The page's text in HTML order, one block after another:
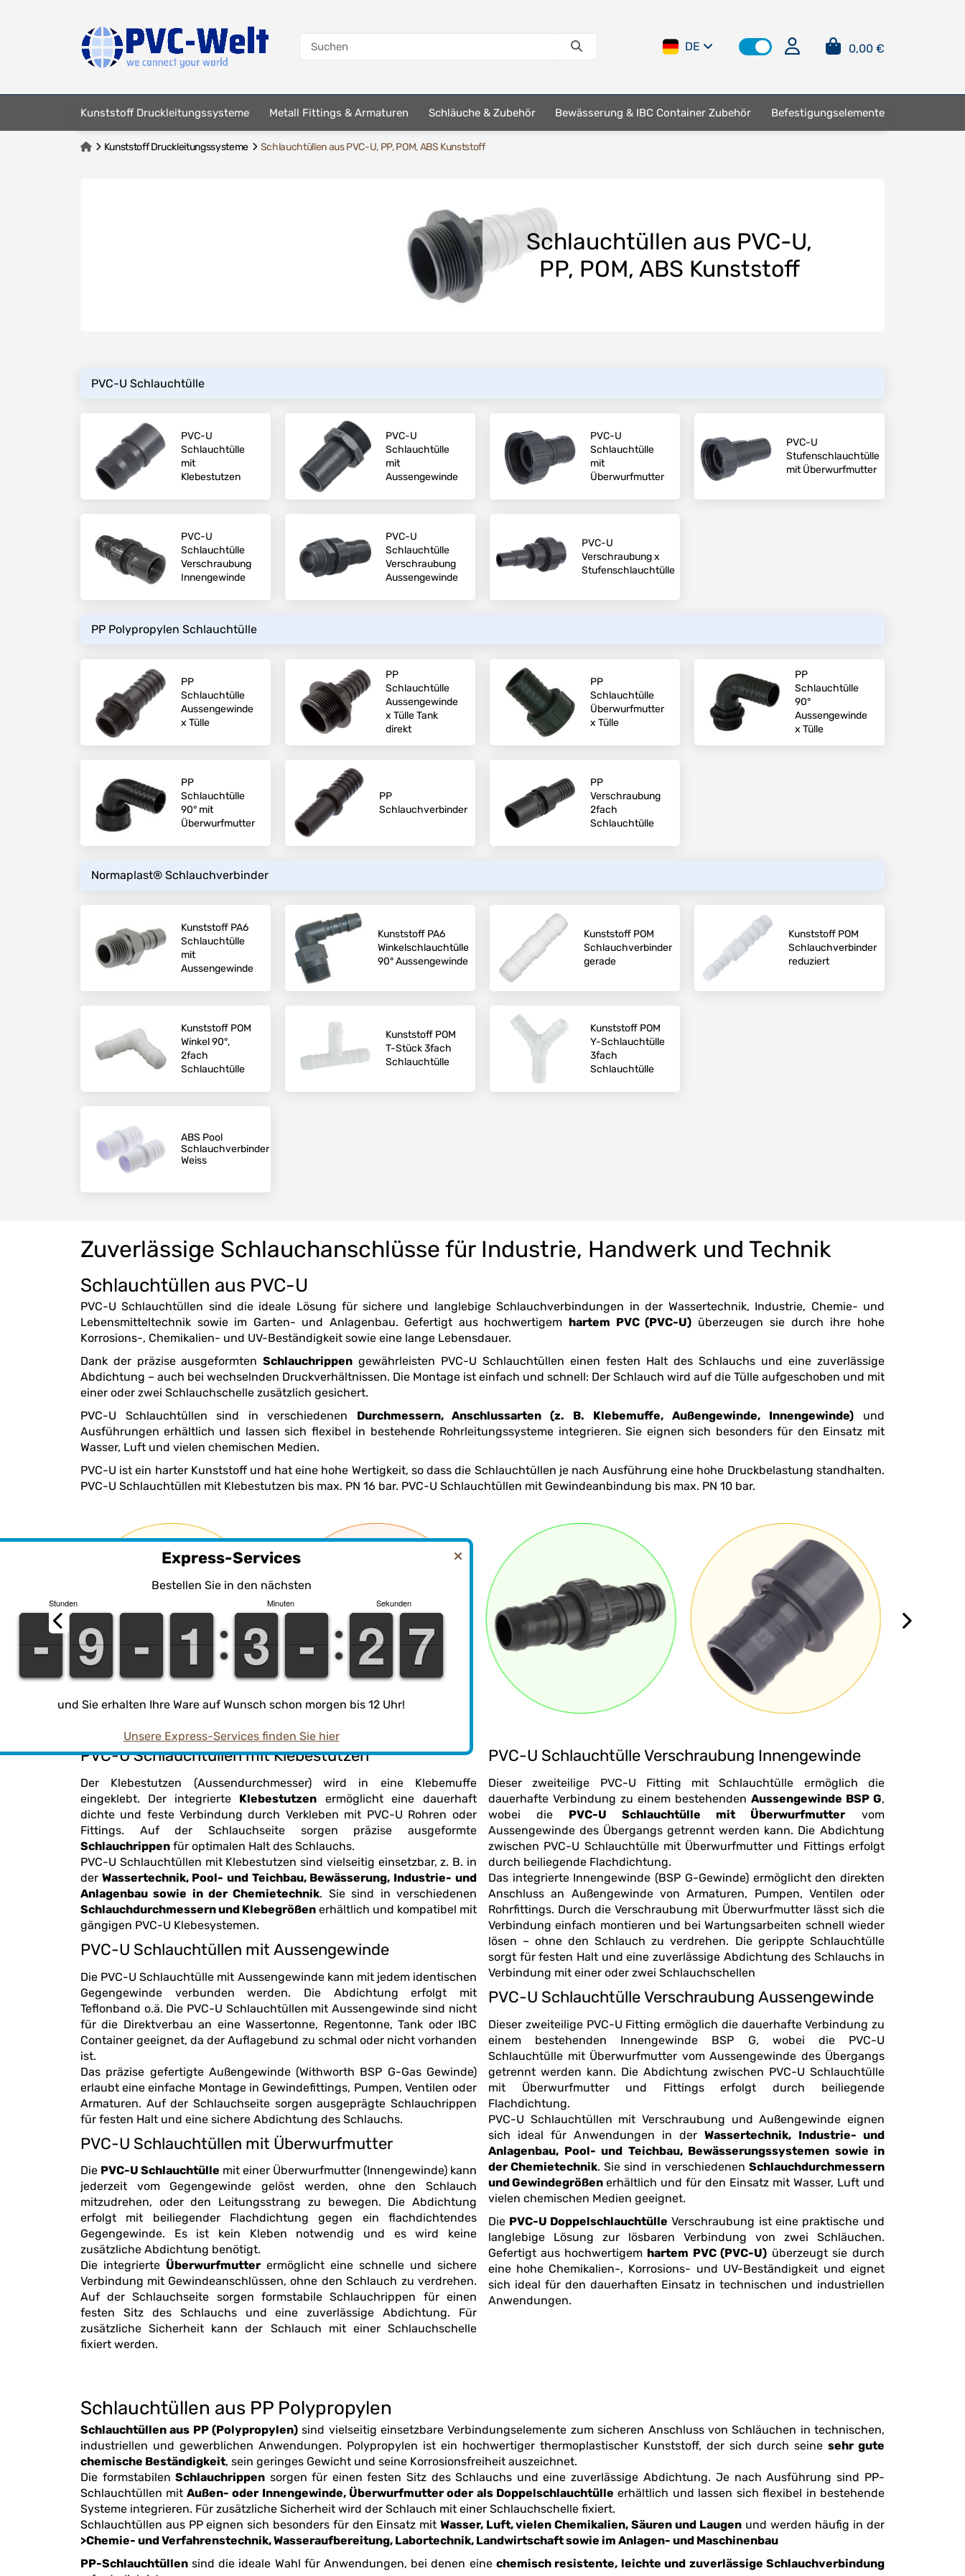
DE 0,00 €
Kunststoff Druckleitungssysteme Metall Fittings & Armaturen Schläuche & Zubehör Bewässerung & IBC Container Zubehör Befestigungselemente
Kunststoff Druckleitungssysteme Schlauchtüllen aus PVC-U, PP, POM, ABS Kunststoff
Schlauchtüllen aus PVC-U,
PP, POM, ABS Kunststoff
PVC-U Schlauchtülle
PVC-U
Schlauchtülle
mit
Klebestutzen
PVC-U
Schlauchtülle
mit
Aussengewinde
PVC-U
Schlauchtülle
mit
Überwurfmutter
PVC-U
Stufenschlauchtülle
mit Überwurfmutter
PVC-U
Schlauchtülle
Verschraubung
Innengewinde
PVC-U
Schlauchtülle
Verschraubung
Aussengewinde
PVC-U
Verschraubung x
Stufenschlauchtülle
PP Polypropylen Schlauchtülle
PP
Schlauchtülle
Aussengewinde
x Tülle
PP
Schlauchtülle
Aussengewinde
x Tülle Tank
direkt
PP
Schlauchtülle
Überwurfmutter
x Tülle
PP
Schlauchtülle
90°
Aussengewinde
x Tülle
PP
Schlauchtülle
90° mit
Überwurfmutter
PP
Schlauchverbinder
PP
Verschraubung
2fach
Schlauchtülle
Normaplast® Schlauchverbinder
Kunststoff PA6
Schlauchtülle
mit
Aussengewinde
Kunststoff PA6
Winkelschlauchtülle
90° Aussengewinde
Kunststoff POM
Schlauchverbinder
gerade
Kunststoff POM
Schlauchverbinder
reduziert
Kunststoff POM
Winkel 90°,
2fach
Schlauchtülle
Kunststoff POM
T-Stück 3fach
Schlauchtülle
Kunststoff POM
Y-Schlauchtülle
3fach
Schlauchtülle
ABS Pool
Schlauchverbinder
Weiss
Zuverlässige Schlauchanschlüsse für Industrie, Handwerk und Technik
Schlauchtüllen aus PVC-U
PVC-U Schlauchtüllen sind die ideale Lösung für sichere und langlebige Schlauchverbindungen in der Wassertechnik, Industrie, Chemie- und
Lebensmitteltechnik sowie im Garten- und Anlagenbau. Gefertigt aus hochwertigem hartem PVC (PVC-U) überzeugen sie durch ihre hohe
Korrosions-, Chemikalien- und UV-Beständigkeit sowie eine lange Lebensdauer.
Dank der präzise ausgeformten Schlauchrippen
Abdichtung – auch bei wechselnden Druckverhältnissen. Die Montage ist einfach und schnell: Der Schlauch wird auf die Tülle aufgeschoben und mit
einer oder zwei Schlauchschelle zusätzlich gesichert.
PVC-U Schlauchtüllen sind in verschiedenen
Durchmessern, Anschlussarten (z. B. Klebemuffe, Außengewinde, Innengewinde) und
Ausführungen erhältlich und lassen sich flexibel in bestehende Rohrleitungssysteme integrieren. Sie eignen sich besonders für den Einsatz mit
Wasser, Luft und vielen chemischen Medien.
PVC-U ist ein harter Kunststoff und hat eine hohe Wertigkeit, so dass die Schlauchtüllen je nach Ausführung eine hohe Druckbelastung standhalten.
PVC-U Schlauchtüllen mit Klebestutzen bis max. PN 16 bar. PVC-U Schlauchtüllen mit Gewindeanbindung bis max. PN 10 bar.
PVC-U Schlauchtüllen mit Klebestutzen
Der Klebestutzen (Aussendurchmesser) wird in eine Klebemuffe
eingeklebt. Der integrierte Klebestutzen ermöglicht eine dauerhaft
dichte und feste Verbindung durch Verkleben mit PVC-U Rohren oder
Fittings. Auf der Schlauchseite sorgen präzise ausgeformte
Schlauchrippen für optimalen Halt des Schlauchs.
PVC-U Schlauchtüllen mit Klebestutzen sind vielseitig einsetzbar, z. B. in
der Wassertechnik, Pool- und Teichbau, Bewässerung, Industrie- und
Anlagenbau sowie in der Chemietechnik
. Sie sind in verschiedenen
Schlauchdurchmessern und Klebegrößen erhältlich und kompatibel mit
gängigen PVC-U Klebesystemen.
PVC-U Schlauchtüllen mit Aussengewinde
Die PVC-U Schlauchtülle mit Aussengewinde kann mit jedem identischen
Gegengewinde verbunden werden. Die Abdichtung erfolgt mit
Teflonband o.ä. Die PVC-U Schlauchtüllen mit Aussengewinde sind nicht
für die Direktverbau an eine Wassertonne, Regentonne, Tank oder IBC
Container geeignet, da der Auflagebund zu schmal oder nicht vorhanden
ist.
Das präzise gefertigte Außengewinde (Withworth BSP G-Gas Gewinde)
erlaubt eine einfache Montage in Gewindefittings, Pumpen, Ventilen oder
Armaturen. Auf der Schlauchseite sorgen ausgeprägte Schlauchrippen
für festen Halt und eine sichere Abdichtung des Schlauchs.
PVC-U Schlauchtüllen mit Überwurfmutter
Die PVC-U Schlauchtülle mit einer Überwurfmutter (Innengewinde) kann
jederzeit vom Gegengewinde gelöst werden, ohne den Schlauch
mitzudrehen, oder den Leitungsstrang zu bewegen. Die Abdichtung
erfolgt mit beiliegender Flachdichtung gegen ein flachdichtendes
Gegengewinde. Es ist kein Kleben notwendig und es wird keine
zusätzliche Abdichtung benötigt.
Die integrierte Überwurfmutter ermöglicht eine schnelle und sichere
Verbindung mit Gewindeanschlüssen, ohne den Schlauch zu verdrehen.
Auf der Schlauchseite sorgen formstabile Schlauchrippen für einen
festen Sitz des Schlauchs und eine zuverlässige Abdichtung. Für
zusätzliche Sicherheit kann der Schlauch mit einer Schlauchschelle
fixiert werden.
PVC-U Schlauchtülle Verschraubung Innengewinde
Dieser zweiteilige PVC-U Fitting mit Schlauchtülle ermöglich die
dauerhafte Verbindung zu einem bestehenden Aussengewinde BSP G,
wobei die PVC-U Schlauchtülle mit Überwurfmutter vom
Aussengewinde des Übergangs getrennt werden kann. Die Abdichtung
zwischen PVC-U Schlauchtülle mit Überwurfmutter und Fittings erfolgt
durch beiliegende Flachdichtung.
Das integrierte Innengewinde (BSP G-Gewinde) ermöglicht den direkten
Anschluss an Außengewinde von Armaturen, Pumpen, Ventilen oder
Rohrfittings. Durch die Verschraubung mit Überwurfmutter lässt sich die
Verbindung einfach montieren und bei Wartungsarbeiten schnell wieder
lösen – ohne den Schlauch zu verdrehen. Die gerippte Schlauchtülle
sorgt für festen Halt und eine zuverlässige Abdichtung des Schlauchs in
Verbindung mit einer oder zwei Schlauchschellen
PVC-U Schlauchtülle Verschraubung Aussengewinde
Dieser zweiteilige PVC-U Fitting ermöglich die dauerhafte Verbindung zu
einem bestehenden Innengewinde BSP G, wobei die PVC-U
Schlauchtülle mit Überwurfmutter vom Aussengewinde des Übergangs
getrennt werden kann. Die Abdichtung zwischen PVC-U Schlauchtülle
mit Überwurfmutter und Fittings erfolgt durch beiliegende
Flachdichtung.
PVC-U Schlauchtüllen mit Verschraubung und Außengewinde eignen
sich ideal für Anwendungen in der Wassertechnik, Industrie- und
Anlagenbau, Pool- und Teichbau, Bewässerungssystemen sowie in
der Chemietechnik. Sie sind in verschiedenen Schlauchdurchmessern
und Gewindegrößen
vielen chemischen Medien geeignet.
Die PVC-U Doppelschlauchtülle Verschraubung ist eine praktische und
langlebige Lösung zur lösbaren Verbindung von zwei Schläuchen.
Gefertigt aus hochwertigem hartem PVC (PVC-U) überzeugt sie durch
eine hohe Chemikalien-, Korrosions- und UV-Beständigkeit und eignet
sich ideal für den dauerhaften Einsatz in technischen und industriellen
Anwendungen.
Schlauchtüllen aus PP Polypropylen
Schlauchtüllen aus PP (Polypropylen) sind vielseitig einsetzbare Verbindungselemente zum sicheren Anschluss von Schläuchen in technischen,
industriellen und gewerblichen Anwendungen. Polypropylen ist ein hochwertiger thermoplastischer Kunststoff, der sich durch seine sehr gute
chemische Beständigkeit
, sein geringes Gewicht und seine Korrosionsfreiheit auszeichnet.
Die formstabilen Schlauchrippen sorgen für einen festen Sitz des Schlauchs und eine zuverlässige Abdichtung. Je nach Ausführung sind PP-
Schlauchtüllen mit
Außen- oder Innengewinde, Überwurfmutter oder als Doppelschlauchtülle erhältlich und lassen sich flexibel in bestehende
Systeme integrieren. Für zusätzliche Sicherheit wird der Schlauch mit einer Schlauchschelle fixiert.
Schlauchtüllen aus PP eignen sich besonders für den Einsatz mit
Wasser, Luft, vielen Chemikalien, Säuren und Laugen und werden häufig in der
>Chemie- und Verfahrenstechnik, Wasseraufbereitung, Labortechnik, Landwirtschaft sowie im Anlagen- und Maschinenbau
PP-Schlauchtüllen
sind die ideale Wahl für Anwendungen, bei denen eine chemisch resistente, leichte und zuverlässige Schlauchverbindung
Express-Services
Bestellen Sie in den nächsten
Stunden
-
-
-
- 8
8
9
9 -
-
-
- 1
1
1
1
Minuten
2
2
3
3 -
-
-
-
Sekunden
1
1
2
2 6
6
7
7
und Sie erhalten Ihre Ware auf Wunsch schon morgen bis 12 Uhr!
Unsere Express-Services finden Sie hier